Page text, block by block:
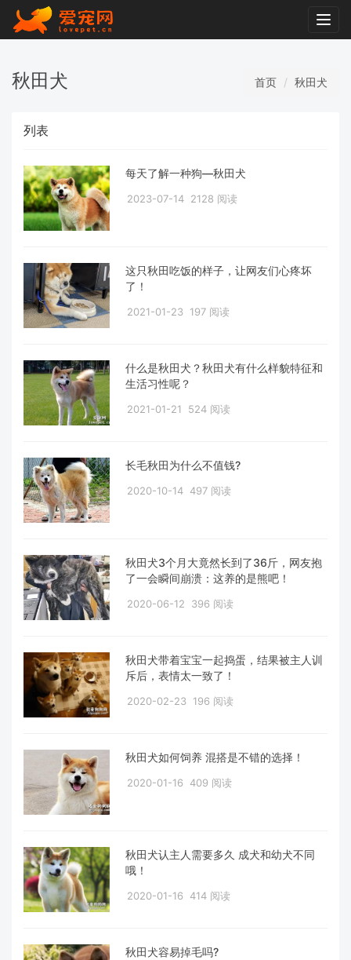
秋田犬 首页 秋田犬
列表
每天了解一种狗—秋田犬
2023-07-14 2128 阅读
这只秋田吃饭的样子，让网友们心疼坏
了！
2021-01-23 197 阅读
什么是秋田犬？秋田犬有什么样貌特征和
生活习性呢？
2021-01-21 524 阅读
长毛秋田为什么不值钱?
2020-10-14 497 阅读
秋田犬3个月大竟然长到了36斤，网友抱
了一会瞬间崩溃：这养的是熊吧！
2020-06-12 396 阅读
秋田犬带着宝宝一起捣蛋，结果被主人训
斥后，表情太一致了！
2020-02-23 196 阅读
秋田犬如何饲养 混搭是不错的选择！
2020-01-16 409 阅读
秋田犬认主人需要多久 成犬和幼犬不同
哦！
2020-01-16 414 阅读
秋田犬容易掉毛吗?